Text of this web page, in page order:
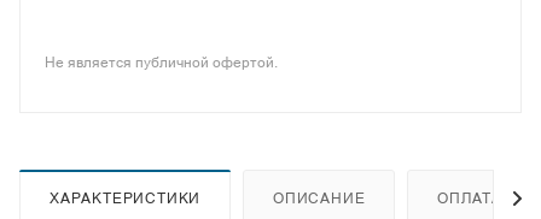
Не является публичной офертой.
ХАРАКТЕРИСТИКИ ОПИСАНИЕ ОПЛАТА